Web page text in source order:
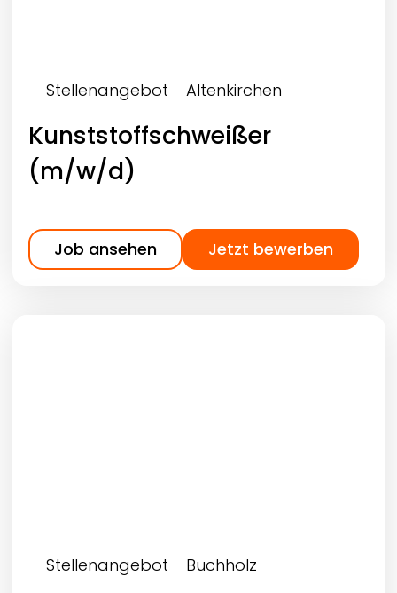
Stellenangebot Altenkirchen
Kunststoffschweißer
(m/w/d)
Job ansehen Jetzt bewerben
Stellenangebot Buchholz